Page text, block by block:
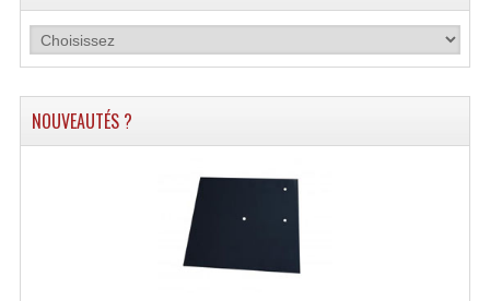
Haut-Parleurs Origine Sav
Membrannes De Haut Parleurs
NOUVEAUTÉS ?